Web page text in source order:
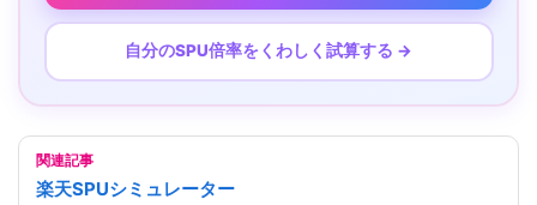
自分のSPU倍率をくわしく試算する →
関連記事
楽天SPUシミュレーター